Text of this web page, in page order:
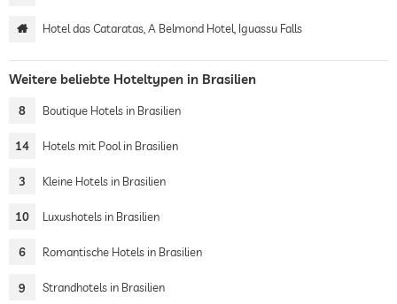
Hotel das Cataratas, A Belmond Hotel, Iguassu Falls
Weitere beliebte Hoteltypen in Brasilien
8 Boutique Hotels in Brasilien
14 Hotels mit Pool in Brasilien
3 Kleine Hotels in Brasilien
10 Luxushotels in Brasilien
6 Romantische Hotels in Brasilien
9 Strandhotels in Brasilien